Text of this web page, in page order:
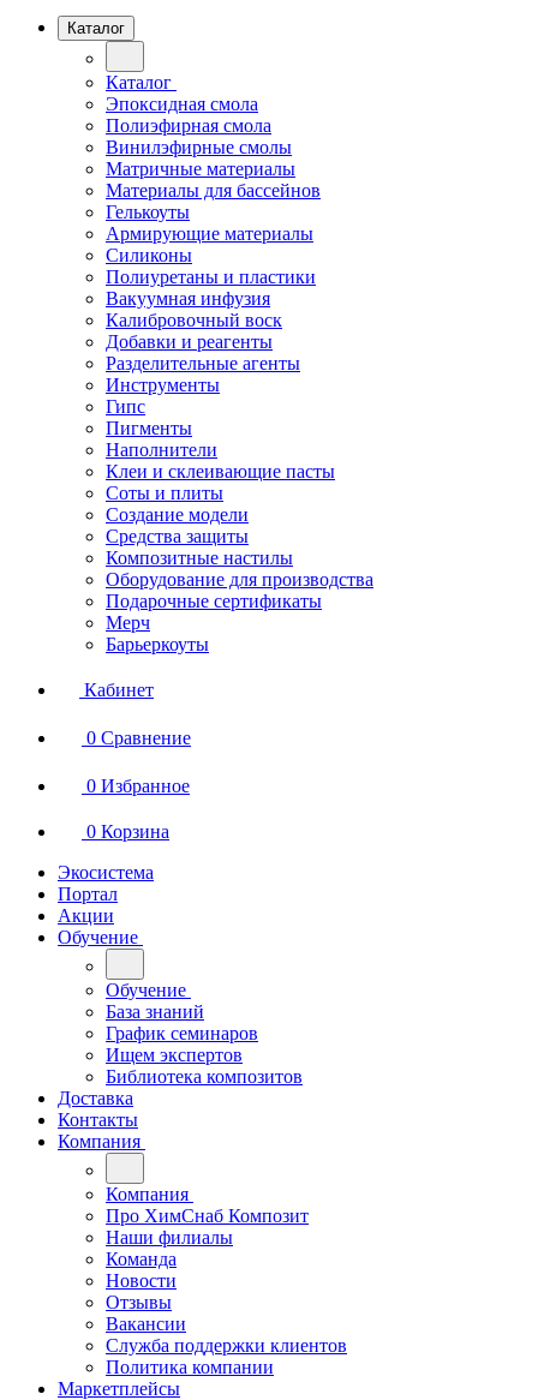
Каталог
Каталог
Эпоксидная смола
Полиэфирная смола
Винилэфирные смолы
Матричные материалы
Материалы для бассейнов
Гелькоуты
Армирующие материалы
Силиконы
Полиуретаны и пластики
Вакуумная инфузия
Калибровочный воск
Добавки и реагенты
Разделительные агенты
Инструменты
Гипс
Пигменты
Наполнители
Клеи и склеивающие пасты
Соты и плиты
Создание модели
Средства защиты
Композитные настилы
Оборудование для производства
Подарочные сертификаты
Мерч
Барьеркоуты
Кабинет
0 Сравнение
0 Избранное
0 Корзина
Экосистема
Портал
Акции
Обучение
Обучение
База знаний
График семинаров
Ищем экспертов
Библиотека композитов
Доставка
Контакты
Компания
Компания
Про ХимСнаб Композит
Наши филиалы
Команда
Новости
Отзывы
Вакансии
Служба поддержки клиентов
Политика компании
Маркетплейсы